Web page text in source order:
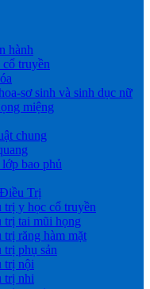
hành
truyền
sơ sinh và sinh dục nữ
miệng
chung
bao phủ
Trị
trị y học cổ truyền
trị tai mũi họng
răng hàm mặt
phụ sản
trị nội
trị nhi